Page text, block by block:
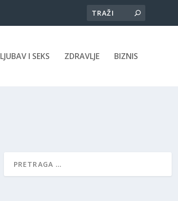
LJUBAV I SEKS ZDRAVLJE BIZNIS